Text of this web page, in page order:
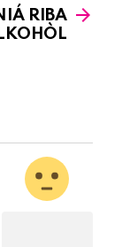
RIBA